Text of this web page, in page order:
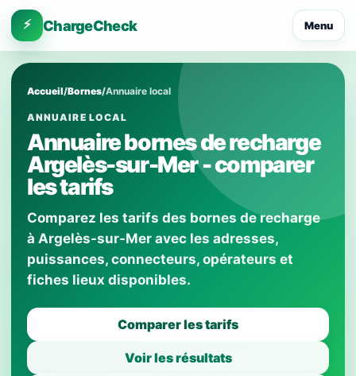
⚡ ChargeCheck Menu
Accueil/Bornes/Annuaire local
ANNUAIRE LOCAL
Annuaire bornes de recharge
Argelès-sur-Mer - comparer
les tarifs
Comparez les tarifs des bornes de recharge
à Argelès-sur-Mer avec les adresses,
puissances, connecteurs, opérateurs et
fiches lieux disponibles.
Comparer les tarifs
Voir les résultats